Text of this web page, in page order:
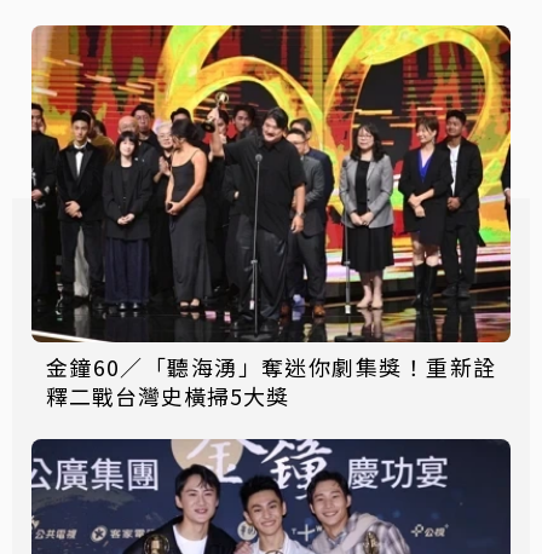
金鐘60／「聽海湧」奪迷你劇集獎！重新詮
釋二戰台灣史橫掃5大獎